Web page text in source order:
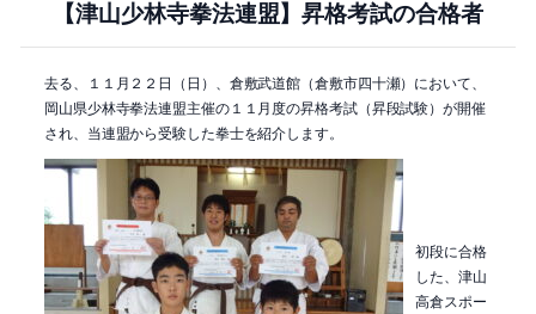
【津山少林寺拳法連盟】昇格考試の合格者
去る、１１月２２日（日）、倉敷武道館（倉敷市四十瀬）において、
岡山県少林寺拳法連盟主催の１１月度の昇格考試（昇段試験）が開催
され、当連盟から受験した拳士を紹介します。
初段に合格
した、津山
高倉スポー